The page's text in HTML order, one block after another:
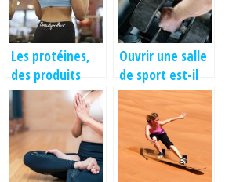
Les protéines,
des produits
également pour
femmes : Leurs
effets
Ouvrir une salle
de sport est-il
une bonne idée
?